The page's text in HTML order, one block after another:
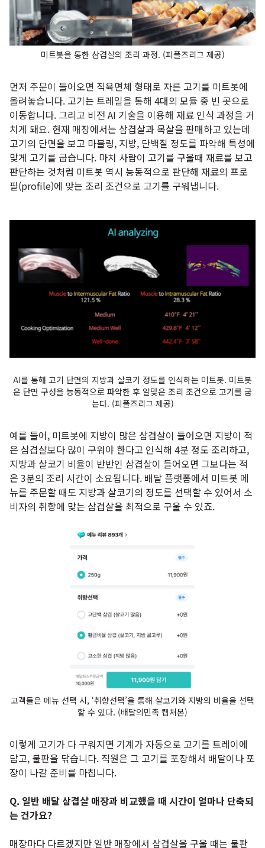
미트봇을 통한 삼겹살의 조리 과정. (피플즈리그 제공)
먼저 주문이 들어오면 직육면체 형태로 자른 고기를 미트봇에
올려놓습니다. 고기는 트레일을 통해 4대의 모듈 중 빈 곳으로
이동합니다. 그리고 비전 AI 기술을 이용해 재료 인식 과정을 거
치게 돼요. 현재 매장에서는 삼겹살과 목살을 판매하고 있는데
고기의 단면을 보고 마블링, 지방, 단백질 정도를 파악해 특성에
맞게 고기를 굽습니다. 마치 사람이 고기를 구울때 재료를 보고
판단하는 것처럼 미트봇 역시 능동적으로 판단해 재료의 프로
필(profile)에 맞는 조리 조건으로 고기를 구워냅니다.
AI를 통해 고기 단면의 지방과 살코기 정도를 인식하는 미트봇. 미트봇
은 단면 구성을 능동적으로 파악한 후 알맞은 조리 조건으로 고기를 굽
는다. (피플즈리그 제공)
예를 들어, 미트봇에 지방이 많은 삼겹살이 들어오면 지방이 적
은 삼겹살보다 많이 구워야 한다고 인식해 4분 정도 조리하고,
지방과 살코기 비율이 반반인 삼겹살이 들어오면 그보다는 적
은 3분의 조리 시간이 소요됩니다. 배달 플랫폼에서 미트봇 메
뉴를 주문할 때도 지방과 살코기의 정도를 선택할 수 있어서 소
비자의 취향에 맞는 삼겹살을 최적으로 구울 수 있죠.
고객들은 메뉴 선택 시, ‘취향선택’을 통해 살코기와 지방의 비율을 선택
할 수 있다. (배달의민족 캡쳐본)
이렇게 고기가 다 구워지면 기계가 자동으로 고기를 트레이에
담고, 불판을 닦습니다. 직원은 그 고기를 포장해서 배달이나 포
장이 나갈 준비를 마칩니다.
Q. 일반 배달 삼겹살 매장과 비교했을 때 시간이 얼마나 단축되
는 건가요?
매장마다 다르겠지만 일반 매장에서 삼겹살을 구울 때는 불판